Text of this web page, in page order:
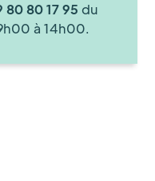
80 80 17 95 du
à 14h00.